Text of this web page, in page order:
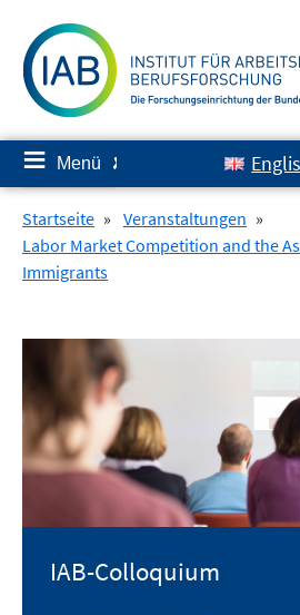
zum
Inhalt
≡ Menü ✘
Startseite » Veranstaltungen »
Labor Market Competition and the
Immigrants
IAB-Colloquium